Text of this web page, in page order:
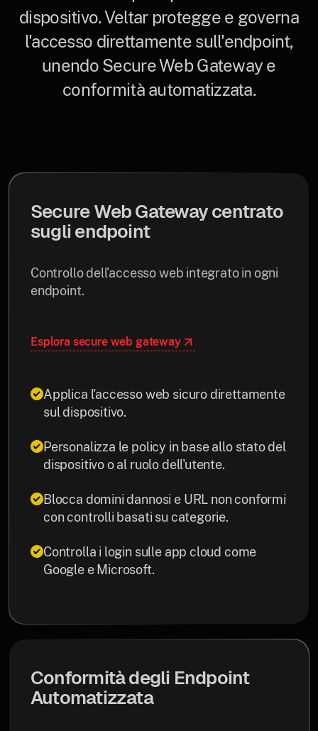
dispositivo. Veltar protegge e governa
l'accesso direttamente sull'endpoint,
unendo Secure Web Gateway e
conformità automatizzata.
Secure Web Gateway centrato
sugli endpoint
Controllo dell'accesso web integrato in ogni
endpoint.
Esplora secure web gateway
Applica l'accesso web sicuro direttamente
sul dispositivo.
Personalizza le policy in base allo stato del
dispositivo o al ruolo dell'utente.
Blocca domini dannosi e URL non conformi
con controlli basati su categorie.
Controlla i login sulle app cloud come
Google e Microsoft.
Conformità degli Endpoint
Automatizzata